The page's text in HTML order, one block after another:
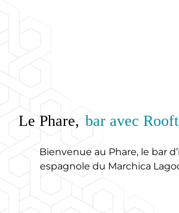
Le Phare, bar avec
Bienvenue au Phare, le bar
espagnole du Marchica